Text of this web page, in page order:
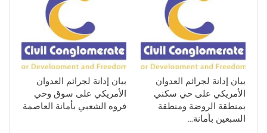
بيان إدانة لجرائم العدوان
الأمريكي على حي سكني
بمنطقة الروضة ومنطقة
السبعين بأمانة…
بيان إدانة لجرائم العدوان
الأمريكي على سوق وحي
فروه الشعبي بأمانة العاصمة